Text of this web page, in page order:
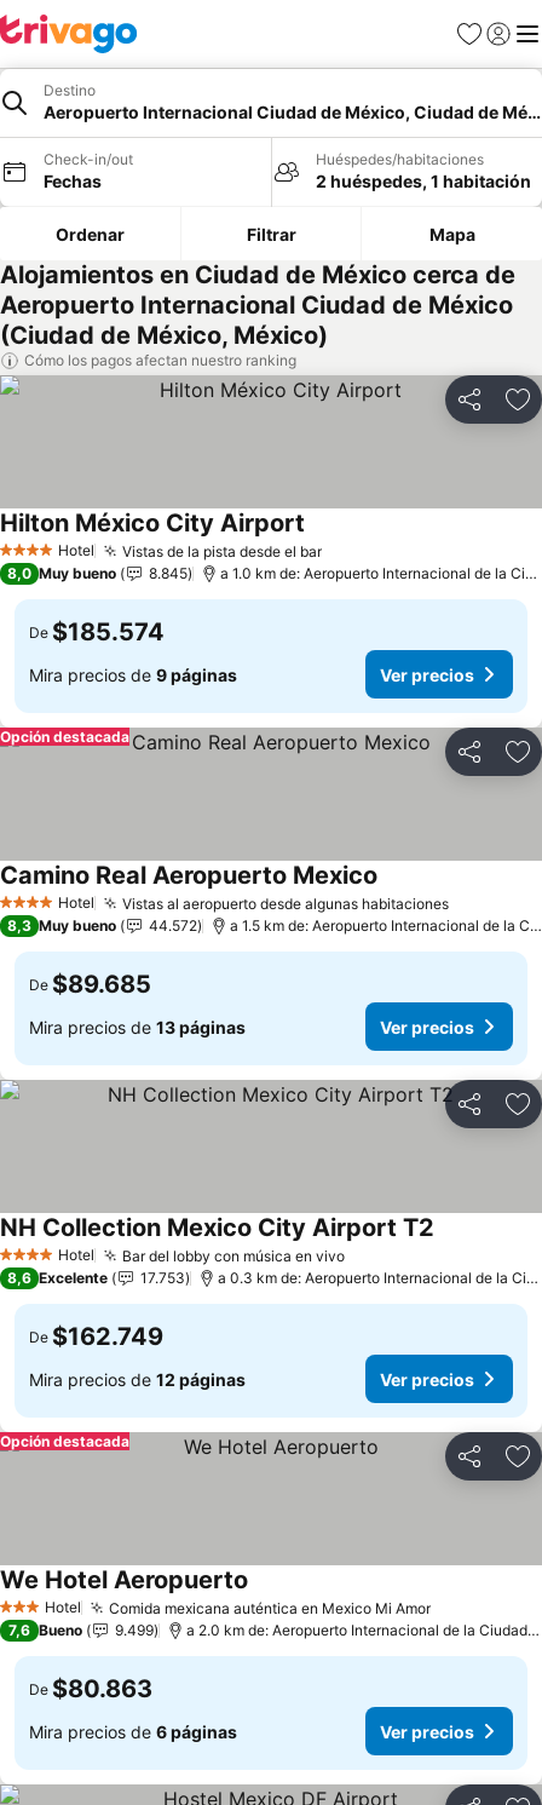
Favoritos
Iniciar
Destino
Aeropuerto Internacional Ciudad de México, Ciudad de
Check-in/out
Fechas
Huéspedes/habitaciones
2 huéspedes, 1 habitación
Ordenar Filtrar Mapa
Alojamientos en Ciudad de México cerca de
Aeropuerto Internacional Ciudad de México
(Ciudad de México, México)
Cómo los pagos afectan nuestro ranking
Compartir
4 EstrellasHotel Vistas de la pista desde el barVer precios
Hilton México City Airport
8,0 Muy bueno 8.845 a 1.0 km de: Aeropuerto Internacional de la
De $185.574
Mira precios de 9 páginas Ver precios
Compartir
Opción destacada
4 EstrellasHotel Vistas al aeropuerto desde algunas habitacionesVer
Camino Real Aeropuerto Mexico
8,3 Muy bueno 44.572 a 1.5 km de: Aeropuerto Internacional de la
De $89.685
Mira precios de 13 páginas Ver precios
Compartir
4 EstrellasHotel Bar del lobby con música en vivoVer precios
NH Collection Mexico City Airport T2
8,6 Excelente 17.753 a 0.3 km de: Aeropuerto Internacional de la
De $162.749
Mira precios de 12 páginas Ver precios
Compartir
Opción destacada
3 Estrellas
Hotel Comida mexicana auténtica en Mexico Mi AmorVer precios
We Hotel Aeropuerto
7,6 Bueno 9.499 a 2.0 km de: Aeropuerto Internacional de la Ciudad
De $80.863
Mira precios de 6 páginas Ver precios